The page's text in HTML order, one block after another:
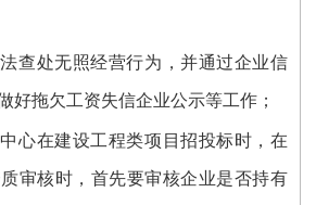
查处无照经营行为，并通过企业信
好拖欠工资失信企业公示等工作；
心在建设工程类项目招投标时，在
审核时，首先要审核企业是否持有